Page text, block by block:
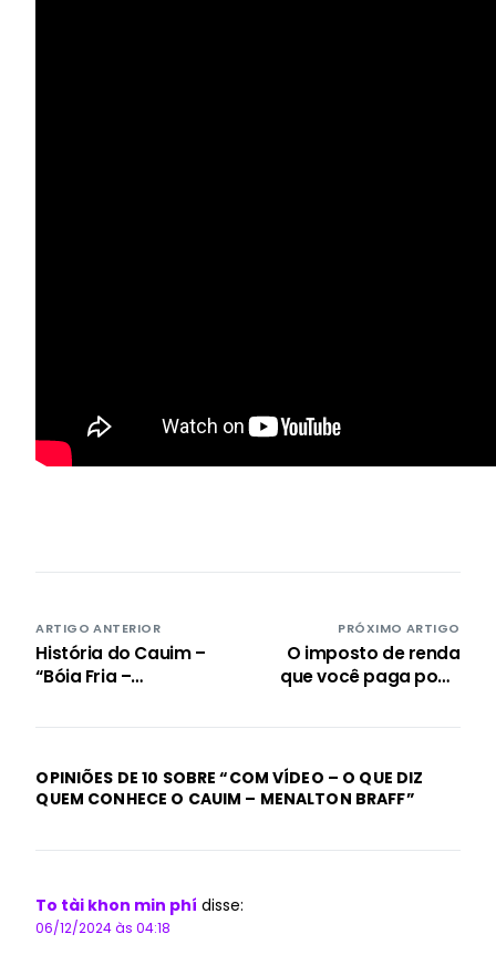
ARTIGO ANTERIOR
História do Cauim –
“Bóia Fria –
Cauim – anos 80
PRÓXIMO ARTIGO
O imposto de renda
que você paga pode
entidades da nossa
OPINIÕES DE 10 SOBRE “COM VÍDEO – O QUE DIZ
QUEM CONHECE O CAUIM – MENALTON BRAFF”
To tài khon min phí disse:
06/12/2024 às 04:18